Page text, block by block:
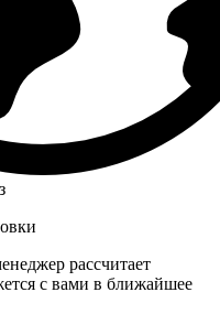
рассчитает
с вами в ближайшее